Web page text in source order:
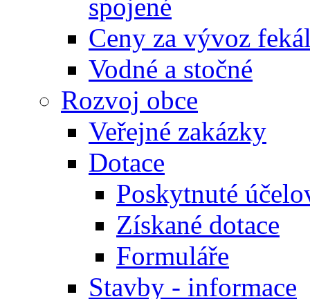
spojené
Ceny za vývoz
Vodné a stočné
Rozvoj obce
Veřejné zakázky
Dotace
Poskytnuté
Získané dotace
Formuláře
Stavby - informace